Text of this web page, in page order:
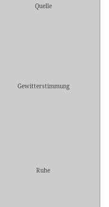
Quelle
Gewitterstimmung
Ruhe